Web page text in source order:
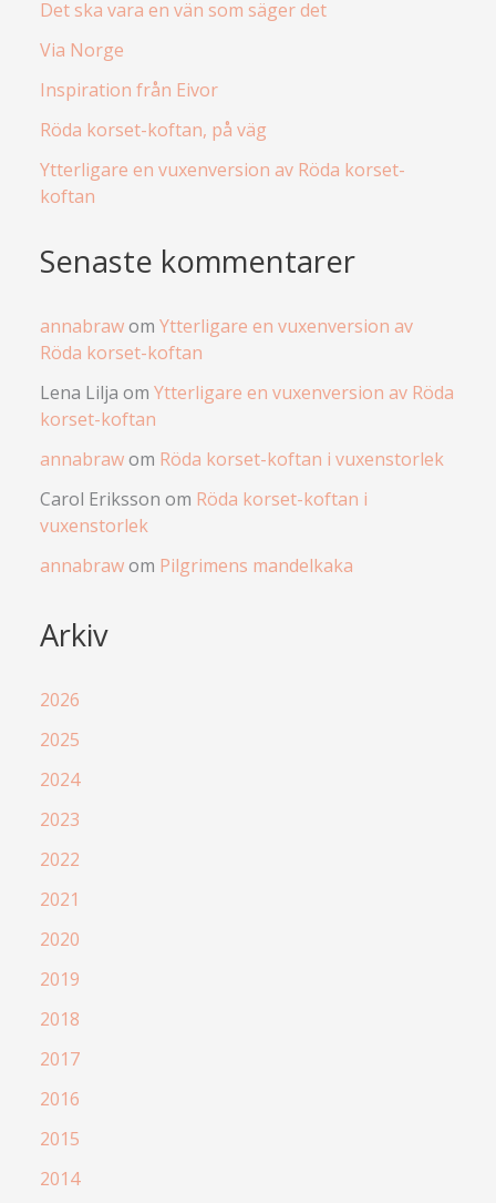
Det ska vara en vän som säger det
Via Norge
Inspiration från Eivor
Röda korset-koftan, på väg
Ytterligare en vuxenversion av Röda korset-
koftan
Senaste kommentarer
annabrawom Ytterligare en vuxenversion av
Röda korset-koftan
Lena Lilja om Ytterligare en vuxenversion av Röda
korset-koftan
annabrawom Röda korset-koftan i vuxenstorlek
Carol Eriksson om Röda korset-koftan i
vuxenstorlek
annabrawom Pilgrimens mandelkaka
Arkiv
2026
2025
2024
2023
2022
2021
2020
2019
2018
2017
2016
2015
2014